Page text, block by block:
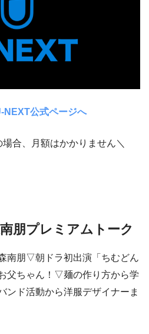
NEXT公式ページへ
合、月額はかかりません＼
朋プレミアムトーク
朋▽朝ドラ初出演「ちむどん
父ちゃん！▽麺の作り方から学
ンド活動から洋服デザイナーま